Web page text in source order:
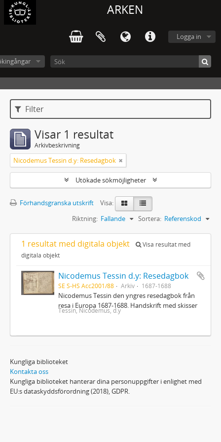
ARKEN
Logga in
Filter
Visar 1 resultat
Arkivbeskrivning
Nicodemus Tessin d.y: Resedagbok
Utökade sökmöjligheter
Förhandsgranska utskrift
Visa:
Sortera: Referenskod
Riktning: Fallande
1 resultat med digitala objekt
Visa resultat med
digitala objekt
Nicodemus Tessin d.y: Resedagbok
SE S-HS Acc2001/88 Arkiv 1687-1688
Nicodemus Tessin den yngres resedagbok från
resa i Europa 1687-1688. Handskrift med skisser
Tessin, Nicodemus, d.y
Kungliga biblioteket
Kontakta oss
Kungliga biblioteket hanterar dina personuppgifter i enlighet med
EU:s dataskyddsförordning (2018), GDPR.